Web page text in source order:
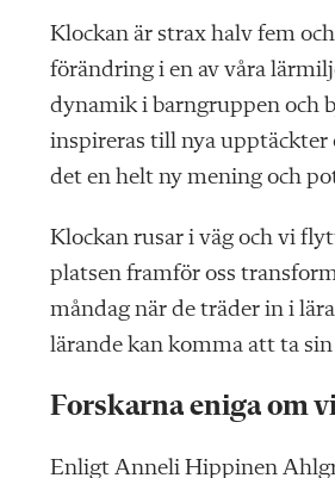
Klockan är strax halv fem
förändring i en av våra
dynamik i barngruppen och
inspireras till nya upptäckter
det en helt ny mening och
Klockan rusar i väg och vi
platsen framför oss
måndag när de träder in i
lärande kan komma att ta
Forskarna eniga om
Enligt Anneli Hippinen